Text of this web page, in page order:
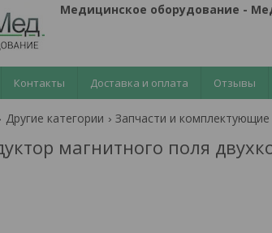
Медицинское оборудование -
Контакты Доставка и оплата Отзывы
Другие категории Запчасти и комплектующие
магнитного поля